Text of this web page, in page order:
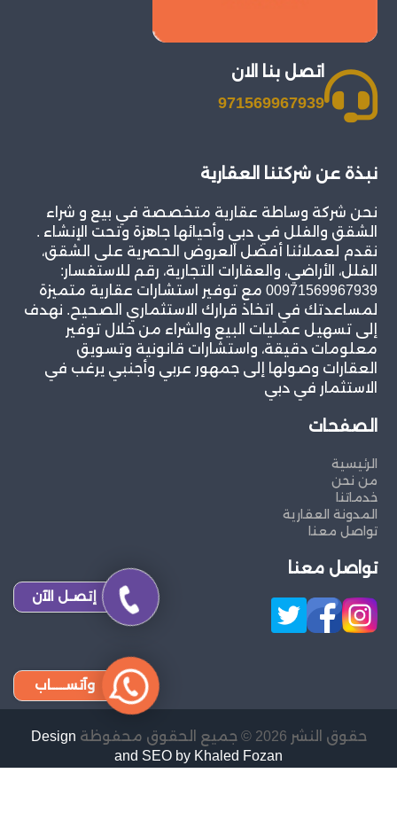
اتصل بنا الان
971569967939
نبذة عن شركتنا العقارية
نحن شركة وساطة عقارية متخصصة في بيع و شراء
الشقق والفلل في دبي وأحيائها جاهزة وتحت الإنشاء .
نقدم لعملائنا أفضل العروض الحصرية على الشقق،
الفلل، الأراضي، والعقارات التجارية، رقم للاستفسار:
00971569967939 مع توفير استشارات عقارية متميزة
لمساعدتك في اتخاذ قرارك الاستثماري الصحيح. نهدف
إلى تسهيل عمليات البيع والشراء من خلال توفير
معلومات دقيقة، واستشارات قانونية وتسويق
العقارات وصولها إلى جمهور عربي وأجنبي يرغب في
الاستثمار في دبي
الصفحات
الرئيسية
من نحن
خدماتنا
المدونة العقارية
تواصل معنا
تواصل معنا
حقوق النشر 2026 © جميع الحقوق محفوظة
Design
and SEO by Khaled Fozan
إتصـل الآن
وآتســــاب